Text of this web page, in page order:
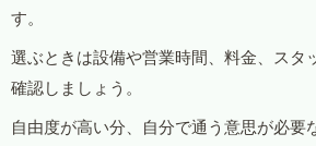
す。
選ぶときは設備や営業時間、料金、スタ
確認しましょう。
自由度が高い分、自分で通う意思が必要